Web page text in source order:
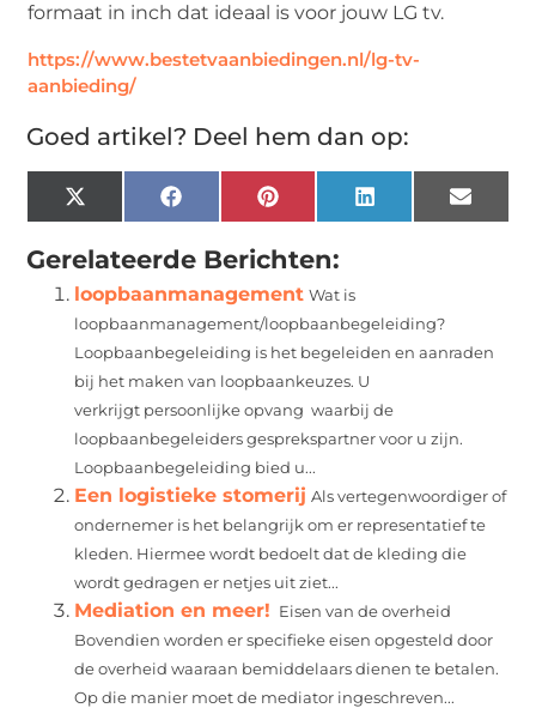
formaat in inch dat ideaal is voor jouw LG tv.
https://www.bestetvaanbiedingen.nl/lg-tv-
aanbieding/
Goed artikel? Deel hem dan op:
X
(Twitter)
FacebookPinterest LinkedIn Email
Gerelateerde Berichten:
loopbaanmanagement Wat is
loopbaanmanagement/loopbaanbegeleiding?
Loopbaanbegeleiding is het begeleiden en aanraden
bij het maken van loopbaankeuzes. U
verkrijgt persoonlijke opvang waarbij de
loopbaanbegeleiders gesprekspartner voor u zijn.
Loopbaanbegeleiding bied u...
Een logistieke stomerij Als vertegenwoordiger of
ondernemer is het belangrijk om er representatief te
kleden. Hiermee wordt bedoelt dat de kleding die
wordt gedragen er netjes uit ziet...
Mediation en meer! Eisen van de overheid
Bovendien worden er specifieke eisen opgesteld door
de overheid waaraan bemiddelaars dienen te betalen.
Op die manier moet de mediator ingeschreven...